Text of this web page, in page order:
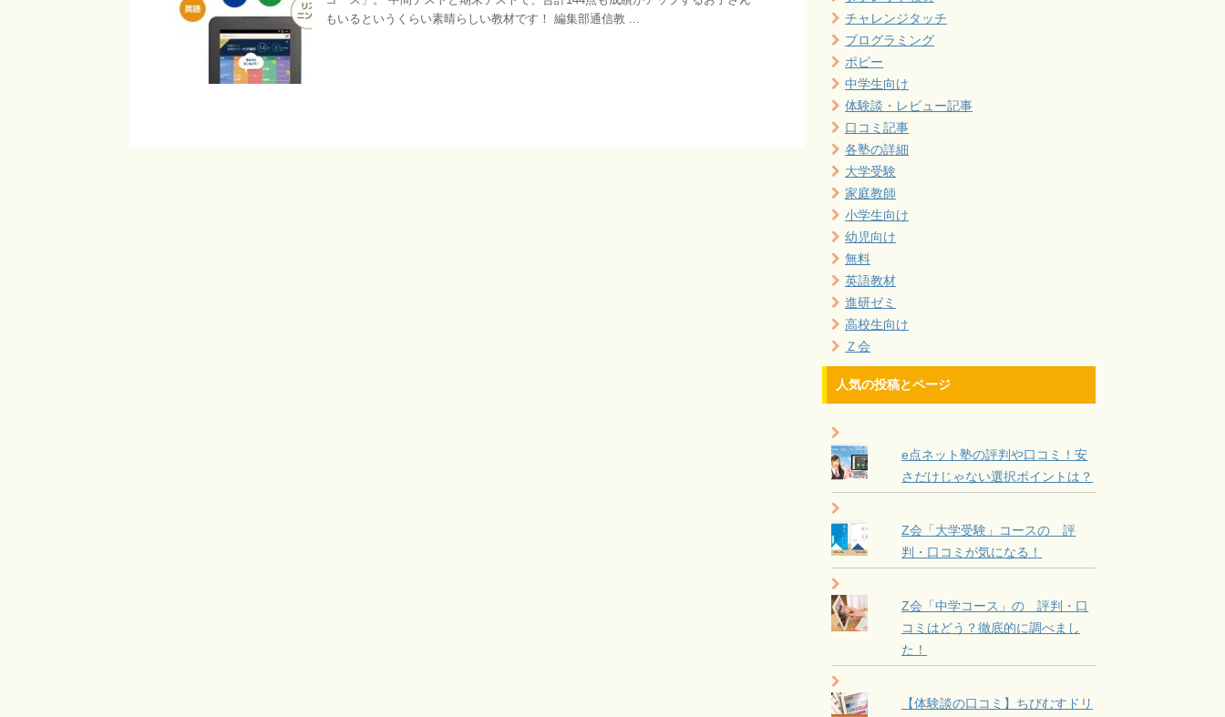
もいるというくらい素晴らしい教材です！ 編集部通信教 ...
チャレンジタッチ
プログラミング
ポピー
中学生向け
体験談・レビュー記事
口コミ記事
各塾の詳細
大学受験
家庭教師
小学生向け
幼児向け
無料
英語教材
進研ゼミ
高校生向け
Ｚ会
人気の投稿とページ
e点ネット塾の評判や口コミ！安
さだけじゃない選択ポイントは？
Z会「大学受験」コースの 評
判・口コミが気になる！
Z会「中学コース」の 評判・口
コミはどう？徹底的に調べまし
た！
【体験談の口コミ】ちびむすドリ